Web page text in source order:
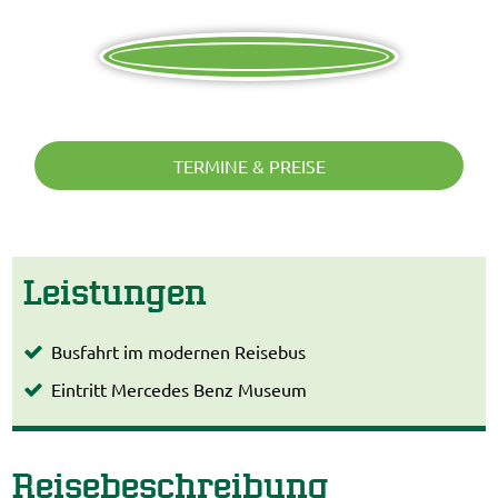
Reisebeschreibung
TERMINE & PREISE
Leistungen
Busfahrt im modernen Reisebus
Eintritt Mercedes Benz Museum